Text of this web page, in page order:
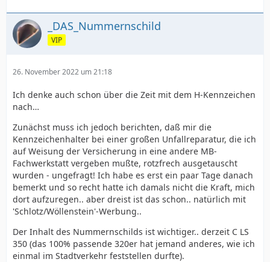
_DAS_Nummernschild
VIP
26. November 2022 um 21:18
Ich denke auch schon über die Zeit mit dem H-Kennzeichen
nach…
Zunächst muss ich jedoch berichten, daß mir die
Kennzeichenhalter bei einer großen Unfallreparatur, die ich
auf Weisung der Versicherung in eine andere MB-
Fachwerkstatt vergeben mußte, rotzfrech ausgetauscht
wurden - ungefragt! Ich habe es erst ein paar Tage danach
bemerkt und so recht hatte ich damals nicht die Kraft, mich
dort aufzuregen.. aber dreist ist das schon.. natürlich mit
'Schlotz/Wöllenstein'-Werbung..
Der Inhalt des Nummernschilds ist wichtiger.. derzeit C LS
350 (das 100% passende 320er hat jemand anderes, wie ich
einmal im Stadtverkehr feststellen durfte).